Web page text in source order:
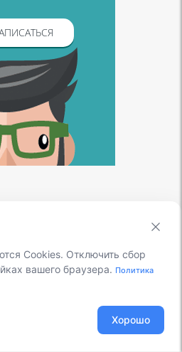
Cookies. Отключить сбор
вашего браузера. Политика
Хорошо